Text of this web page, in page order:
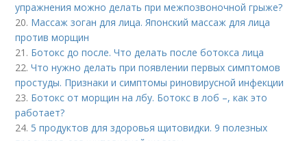
упражнения можно делать при межпозвоночной грыже?
20. Массаж зоган для лица. Японский массаж для лица
против морщин
21. Ботокс до после. Что делать после ботокса лица
22.Что нужно делать при появлении первых симптомов
простуды. Признаки и симптомы риновирусной инфекции
23. Ботокс от морщин на лбу. Ботокс в лоб –, как это
работает?
24. 5 продуктов для здоровья щитовидки. 9 полезных